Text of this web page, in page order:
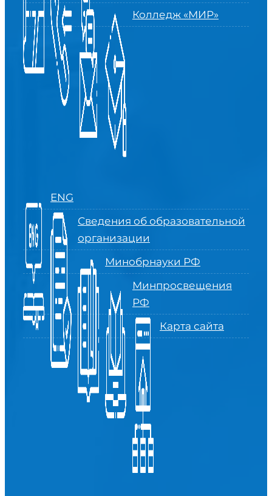
Колледж «МИР»
ENG
Сведения об образовательной
организации
Минобрнауки РФ
Минпросвещения
РФ
Карта сайта